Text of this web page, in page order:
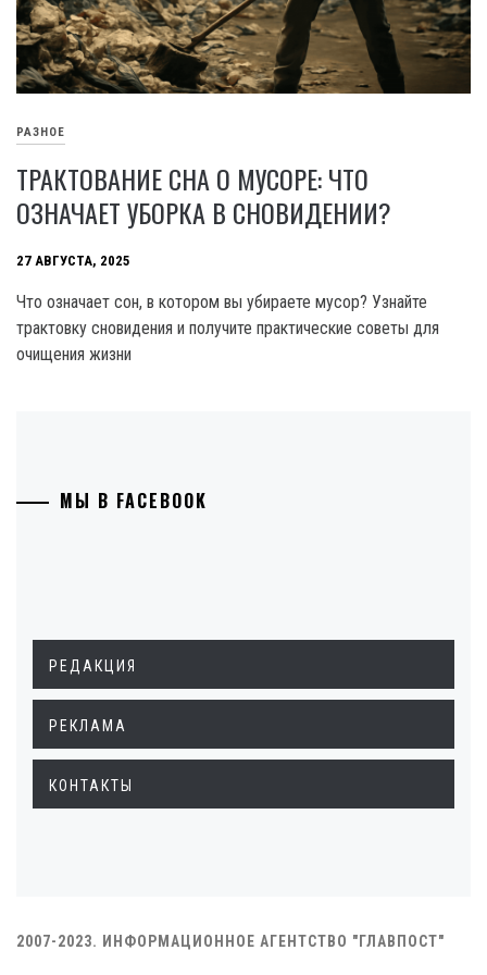
РАЗНОЕ
ТРАКТОВАНИЕ СНА О МУСОРЕ: ЧТО
ОЗНАЧАЕТ УБОРКА В СНОВИДЕНИИ?
27 АВГУСТА, 2025
Что означает сон, в котором вы убираете мусор? Узнайте
трактовку сновидения и получите практические советы для
очищения жизни
МЫ В FACEBOOK
РЕДАКЦИЯ
РЕКЛАМА
КОНТАКТЫ
2007-2023. ИНФОРМАЦИОННОЕ АГЕНТСТВО "ГЛАВПОСТ"